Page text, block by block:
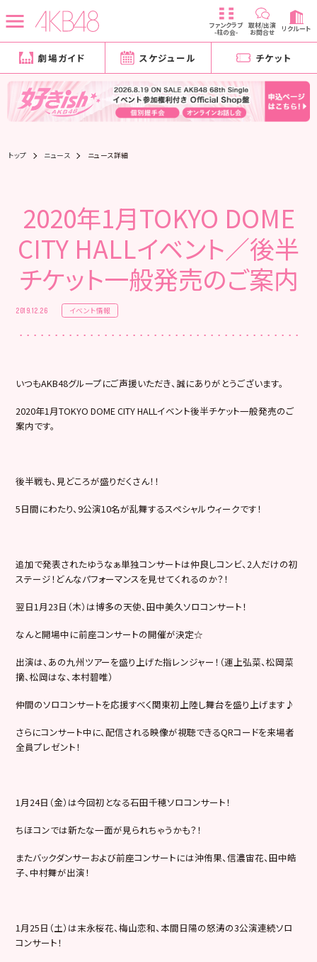
ファンクラブ
-柱の会-
取材/出演
お問合せ リクルート
劇場ガイド スケジュール チケット
トップ ニュース ニュース詳細
2020年1月TOKYO DOME
CITY HALLイベント／後半
チケット一般発売のご案内
2019.12.26 イベント情報
いつもAKB48グループにご声援いただき、誠にありがとうございます。
2020年1月TOKYO DOME CITY HALLイベント後半チケット一般発売のご
案内です。
後半戦も、見どころが盛りだくさん！！
5日間にわたり、9公演10名が乱舞するスペシャルウィークです！
追加で発表されたゆうなぁ単独コンサートは仲良しコンビ、2人だけの初
ステージ！どんなパフォーマンスを見せてくれるのか？！
翌日1月23日（木）は博多の天使、田中美久ソロコンサート！
なんと開場中に前座コンサートの開催が決定☆
出演は、あの九州ツアーを盛り上げた指レンジャー！（運上弘菜、松岡菜
摘、松岡はな、本村碧唯）
仲間のソロコンサートを応援すべく関東初上陸し舞台を盛り上げます♪
さらにコンサート中に、配信される映像が視聴できるQRコードを来場者
全員プレゼント！
1月24日（金）は今回初となる石田千穂ソロコンサート！
ちほコンでは新たな一面が見られちゃうかも？！
またバックダンサーおよび前座コンサートには沖侑果、信濃宙花、田中皓
子、中村舞が出演！
1月25日（土）は末永桜花、梅山恋和、本間日陽の怒涛の3公演連続ソロ
コンサート！